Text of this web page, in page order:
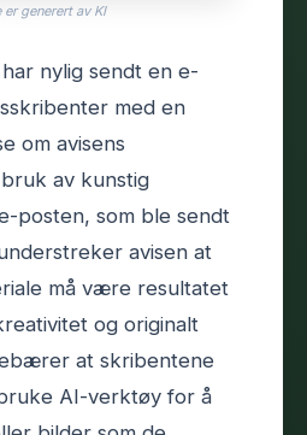
er generert av KI
nylig sendt en e-
med en
om avisens
av kunstig
posten, som ble sendt
avisen at
må være resultatet
og originalt
at skribentene
AI-verktøy for å